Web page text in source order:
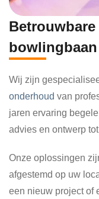
bowlingbaan
Wij zijn
onderhoud van
jaren ervaring
advies en ontwerp
Onze oplossingen
afgestemd op uw
een nieuw project of